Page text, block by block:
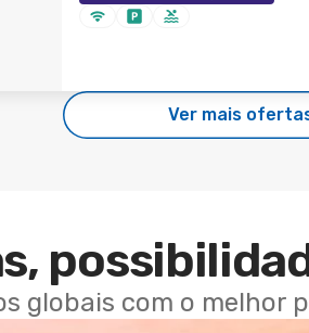
Ver mais
globais com o melhor